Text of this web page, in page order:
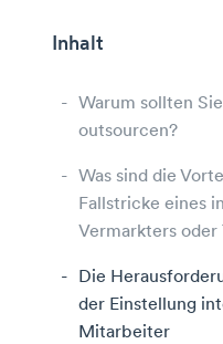
Inhalt
Warum sollten Sie
outsourcen?
Was sind die
Fallstricke eines
Vermarkters oder
Die
der Einstellung
Mitarbeiter